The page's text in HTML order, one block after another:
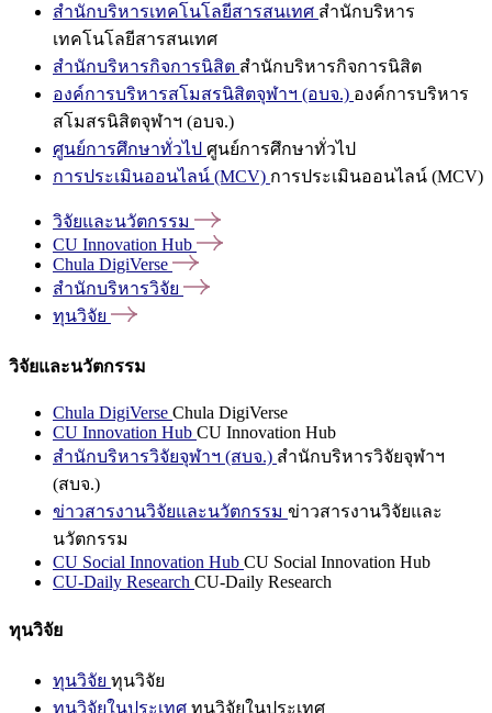
สำนักบริหารเทคโนโลยีสารสนเทศ สำนักบริหาร
เทคโนโลยีสารสนเทศ
สำนักบริหารกิจการนิสิต สำนักบริหารกิจการนิสิต
องค์การบริหารสโมสรนิสิตจุฬาฯ (อบจ.) องค์การบริหาร
สโมสรนิสิตจุฬาฯ (อบจ.)
ศูนย์การศึกษาทั่วไป ศูนย์การศึกษาทั่วไป
การประเมินออนไลน์ (MCV) การประเมินออนไลน์ (MCV)
วิจัยและนวัตกรรม
CU Innovation Hub
Chula DigiVerse
สำนักบริหารวิจัย
ทุนวิจัย
วิจัยและนวัตกรรม
Chula DigiVerse Chula DigiVerse
CU Innovation Hub CU Innovation Hub
สำนักบริหารวิจัยจุฬาฯ (สบจ.) สำนักบริหารวิจัยจุฬาฯ
(สบจ.)
ข่าวสารงานวิจัยและนวัตกรรม ข่าวสารงานวิจัยและ
นวัตกรรม
CU Social Innovation Hub CU Social Innovation Hub
CU-Daily Research CU-Daily Research
ทุนวิจัย
ทุนวิจัย ทุนวิจัย
ทุนวิจัยในประเทศ ทุนวิจัยในประเทศ